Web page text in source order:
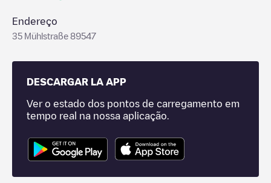
Endereço
35 Mühlstraße 89547
DESCARGAR LA APP
Ver o estado dos pontos de carregamento em
tempo real na nossa aplicação.